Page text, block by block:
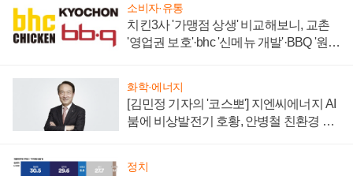
소비자·유통
치킨3사 '가맹점 상생' 비교해보니, 교촌
'영업권 보호'·bhc '신메뉴 개발'·BBQ '원가
화학·에너지
[김민정 기자의 '코스뽀'] 지엔씨에너지 AI
붐에 비상발전기 호황, 안병철 친환경 에
정치